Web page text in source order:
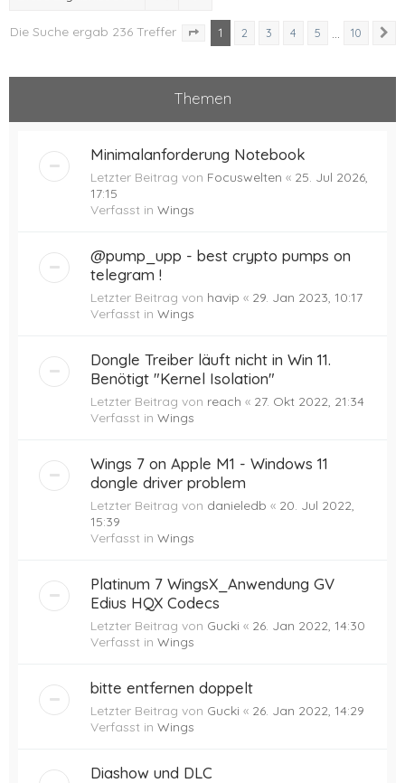
Die Suche ergab 236 Treffer Seite von 10
1 2 3 4 5 10
Themen
Minimalanforderung Notebook
Letzter Beitrag von Focuswelten « 25. Jul 2026,
17:15
Verfasst in Wings
@pump_upp - best crypto pumps on
telegram !
Letzter Beitrag von havip « 29. Jan 2023, 10:17
Verfasst in Wings
Dongle Treiber läuft nicht in Win 11.
Benötigt "Kernel Isolation"
Letzter Beitrag von reach « 27. Okt 2022, 21:34
Verfasst in Wings
Wings 7 on Apple M1 - Windows 11
dongle driver problem
Letzter Beitrag von danieledb « 20. Jul 2022,
15:39
Verfasst in Wings
Platinum 7 WingsX_Anwendung GV
Edius HQX Codecs
Letzter Beitrag von Gucki « 26. Jan 2022, 14:30
Verfasst in Wings
bitte entfernen doppelt
Letzter Beitrag von Gucki « 26. Jan 2022, 14:29
Verfasst in Wings
Diashow und DLC